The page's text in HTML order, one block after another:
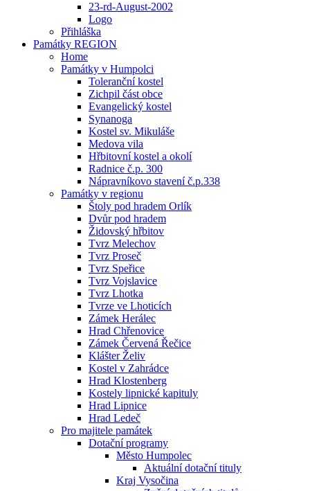
23-rd-August-2002
Logo
Přihláška
Památky REGION
Home
Památky v Humpolci
Toleranční kostel
Zichpil část obce
Evangelický kostel
Synanoga
Kostel sv. Mikuláše
Medova vila
Hřbitovní kostel a okolí
Radnice č.p. 300
Nápravníkovo stavení č.p.338
Památky v regionu
Štoly pod hradem Orlík
Dvůr pod hradem
Židovský hřbitov
Tvrz Melechov
Tvrz Proseč
Tvrz Speřice
Tvrz Vojslavice
Tvrz Lhotka
Tvrze ve Lhoticích
Zámek Herálec
Hrad Chřenovice
Zámek Červená Řečice
Klášter Želiv
Kostel v Zahrádce
Hrad Klostenberg
Kostely lipnické kapituly
Hrad Lipnice
Hrad Ledeč
Pro majitele památek
Dotační programy
Město Humpolec
Aktuální dotační tituly
Kraj Vysočina